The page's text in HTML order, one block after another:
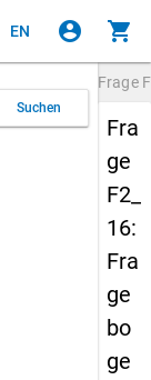
EN account_circle shopping_cart
Suchen
Frage
Fra
ge
F2_
16:
Fra
ge
bo
ge